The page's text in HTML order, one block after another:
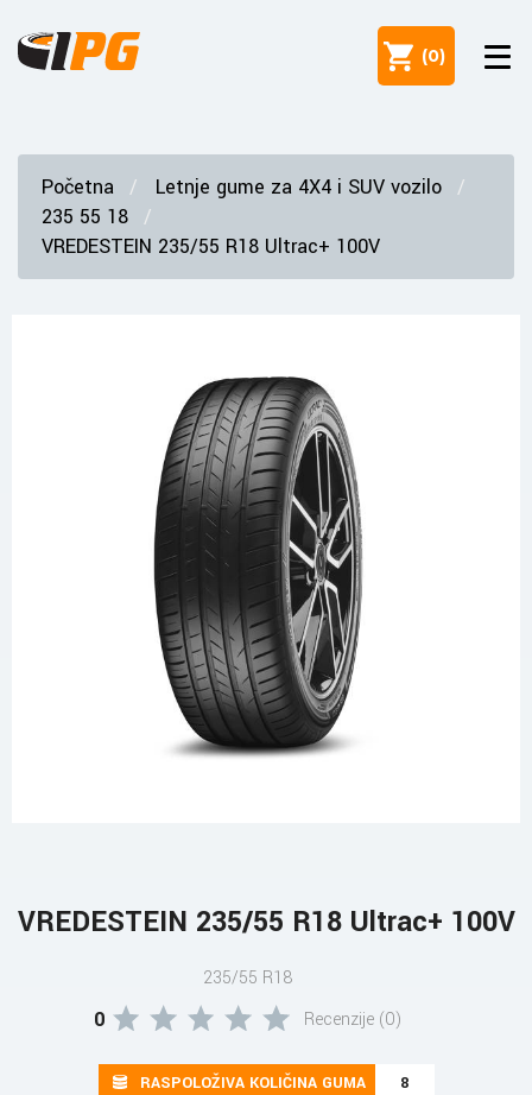
(0)
Početna
Letnje gume za 4X4 i SUV vozilo
235 55 18
VREDESTEIN 235/55 R18 Ultrac+ 100V
VREDESTEIN 235/55 R18 Ultrac+ 100V
235/55 R18
0 Recenzije (0)
RASPOLOŽIVA KOLIČINA GUMA 8